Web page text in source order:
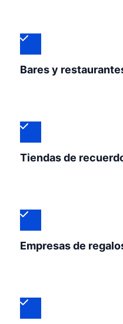
Bares y
Tiendas de
Empresas de